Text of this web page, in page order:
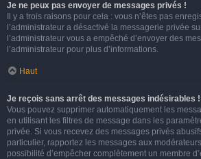
Je ne peux pas envoyer de messages privés !
Il y a trois raisons pour cela : vous n’êtes pas
l’administrateur a désactivé la messagerie privée
l’administrateur vous a empêché d’envoyer des
l’administrateur pour plus d’informations.
Haut
Je reçois sans arrêt des messages indésirables !
Vous pouvez supprimer automatiquement les
en utilisant les filtres de message dans les
privée. Si vous recevez des messages privés
particulier, rapportez les messages aux
possibilité d’empêcher complètement un membre